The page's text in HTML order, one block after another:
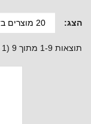
הצג:
תוצאות 1-9 מתוך 9 (1 עמודים)